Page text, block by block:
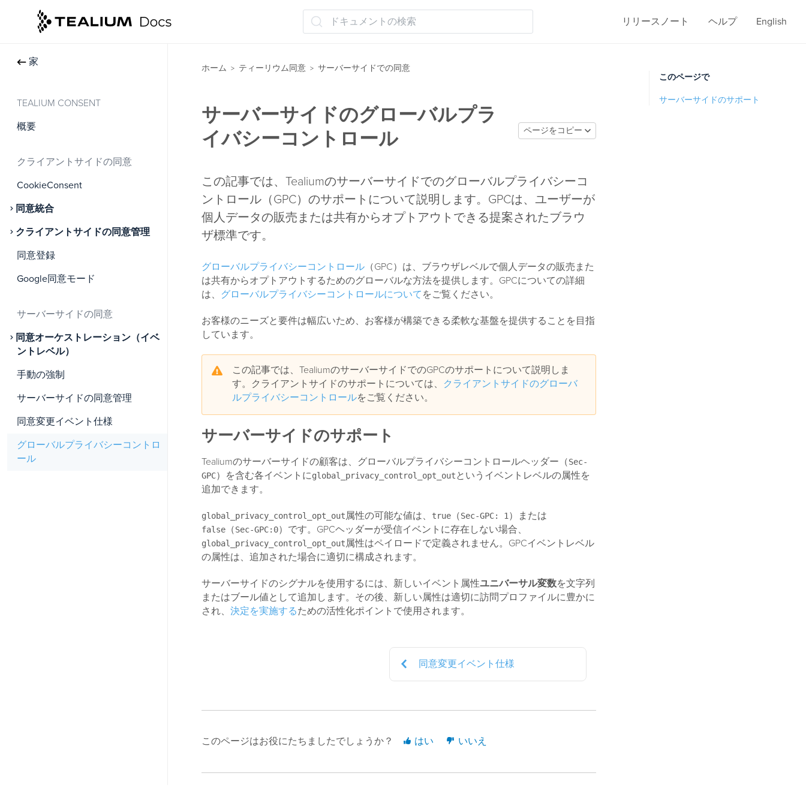
ドキュメントの検索 リリースノート ヘルプ English
家
TEALIUM CONSENT
概要
クライアントサイドの同意
CookieConsent
同意統合
クライアントサイドの同意管理
同意登録
Google同意モード
サーバーサイドの同意
同意オーケストレーション（イベ
ントレベル）
手動の強制
サーバーサイドの同意管理
同意変更イベント仕様
グローバルプライバシーコントロ
ール
ホーム > ティーリウム同意 > サーバーサイドでの同意
サーバーサイドのグローバルプラ
イバシーコントロール
ページをコピー
この記事では、Tealiumのサーバーサイドでのグローバルプライバシーコ
ントロール（GPC）のサポートについて説明します。GPCは、ユーザーが
個人データの販売または共有からオプトアウトできる提案されたブラウ
ザ標準です。
グローバルプライバシーコントロール （GPC）は、ブラウザレベルで個人データの販売また
は共有からオプトアウトするためのグローバルな方法を提供します。GPCについての詳細
は、 グローバルプライバシーコントロールについて をご覧ください。
お客様のニーズと要件は幅広いため、お客様が構築できる柔軟な基盤を提供することを目指
しています。
この記事では、TealiumのサーバーサイドでのGPCのサポートについて説明しま
す。クライアントサイドのサポートについては、 クライアントサイドのグローバ
ルプライバシーコントロールをご覧ください。
サーバーサイドのサポート
Tealiumのサーバーサイドの顧客は、グローバルプライバシーコントロールヘッダー（Sec-
GPC）を含む各イベントにglobal_privacy_control_opt_outというイベントレベルの属性を
追加できます。
global_privacy_control_opt_out属性の可能な値は、 true （Sec-GPC: 1 ）または
false （Sec-GPC:0）です。GPCヘッダーが受信イベントに存在しない場合、
global_privacy_control_opt_out属性はペイロードで定義されません。GPCイベントレベル
の属性は、追加された場合に適切に構成されます。
サーバーサイドのシグナルを使用するには、新しいイベント属性ユニバーサル変数を文字列
またはブール値として追加します。その後、新しい属性は適切に訪問プロファイルに豊かに
され、 決定を実施するための活性化ポイントで使用されます。
同意変更イベント仕様
このページはお役にたちましたでしょうか？ はい いいえ
このページで
サーバーサイドのサポート